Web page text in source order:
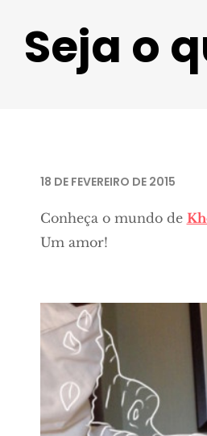
Seja o
18 DE FEVEREIRO DE 2015
Conheça o mundo de
Um amor!